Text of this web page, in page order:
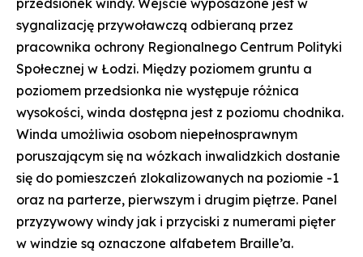
przedsionek windy. Wejście wyposażone jest w
sygnalizację przywoławczą odbieraną przez
pracownika ochrony Regionalnego Centrum Polityki
Społecznej w Łodzi. Między poziomem gruntu a
poziomem przedsionka nie występuje różnica
wysokości, winda dostępna jest z poziomu chodnika.
Winda umożliwia osobom niepełnosprawnym
poruszającym się na wózkach inwalidzkich dostanie
się do pomieszczeń zlokalizowanych na poziomie -1
oraz na parterze, pierwszym i drugim piętrze. Panel
przyzywowy windy jak i przyciski z numerami pięter
w windzie są oznaczone alfabetem Braille’a.